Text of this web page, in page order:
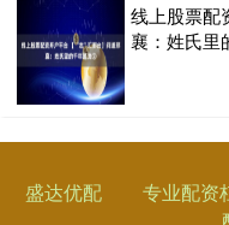
线上股票配
襄：姓氏
盛达优配 专业配资